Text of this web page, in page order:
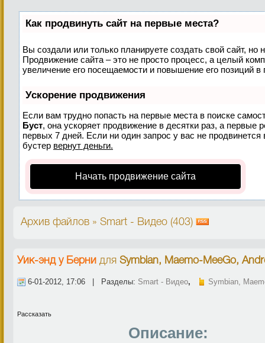
Как продвинуть сайт на первые места?
Вы создали или только планируете создать свой сайт, но
Продвижение сайта – это не просто процесс, а целый
увеличение его посещаемости и повышение его позиций в
Ускорение продвижения
Если вам трудно попасть на первые места в поиске
Буст, она ускоряет продвижение в десятки раз, а первые
первых 7 дней. Если ни один запрос у вас не
бустер вернут деньги.
Начать продвижение сайта
Архив файлов » Smart - Видео (403)
Уик-энд у Берни для Symbian, Maemo-MeeGo,
6-01-2012, 17:06 | Разделы: Smart - Видео, Symbian,
Рассказать
Описание: